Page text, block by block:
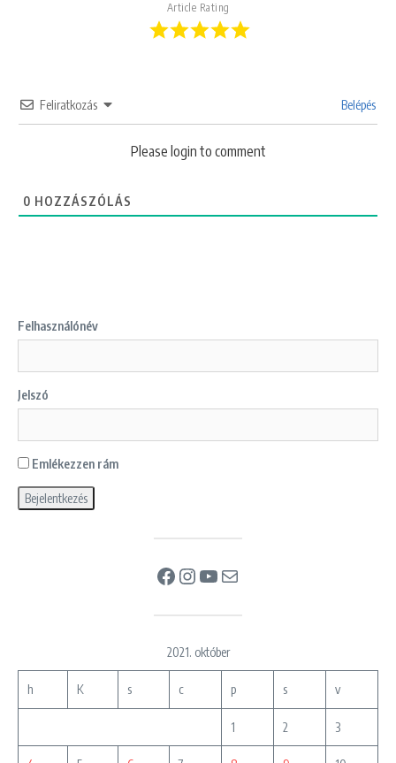
Article Rating
Feliratkozás Belépés
Please login to comment
0 HOZZÁSZÓLÁS
Felhasználónév
Jelszó
Emlékezzen rám
Facebook
Instagram
YouTube
Mail
2021. október
h K s c p s v
1 2 3